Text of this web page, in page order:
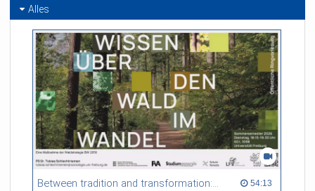
andere Quellen finanziert.
Nachbar Frankreich investiert mehr. Dort kosten Mensaessen
seit dem 4.5.2026 flächendeckend nur noch einen Euro. Rund
50 Millionen Euro sind dafür im Haushalt 2026
festgeschrieben.
Wie funktioniert das preiswerte Menü in Frankreich?
uniCROSS hat eine Mensa in Mulhouse besucht, in die Töpfe
und auf die Teller geschaut.
Alles
Between tradition and transformation: how owners, advisers and institutions co-create knowledge for resilient forests in Europe 54:13
54:13 duration